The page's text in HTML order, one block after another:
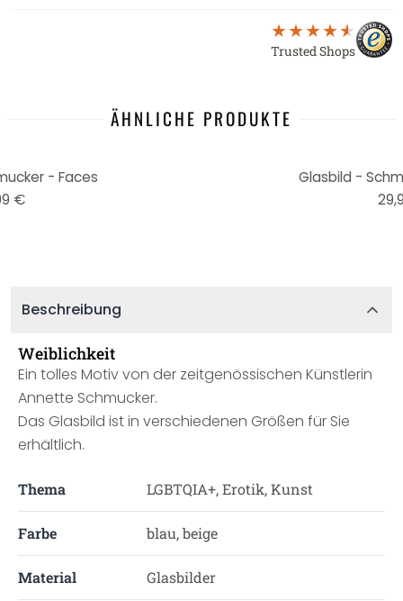
Trusted Shops
ÄHNLICHE PRODUKTE
- Faces
€
Glasbild -
Beschreibung
Weiblichkeit
Ein tolles Motiv von der zeitgenössischen Künstlerin
Annette Schmucker.
Das Glasbild ist in verschiedenen Größen für Sie
erhältlich.
Thema LGBTQIA+, Erotik, Kunst
Farbe blau, beige
Material Glasbilder